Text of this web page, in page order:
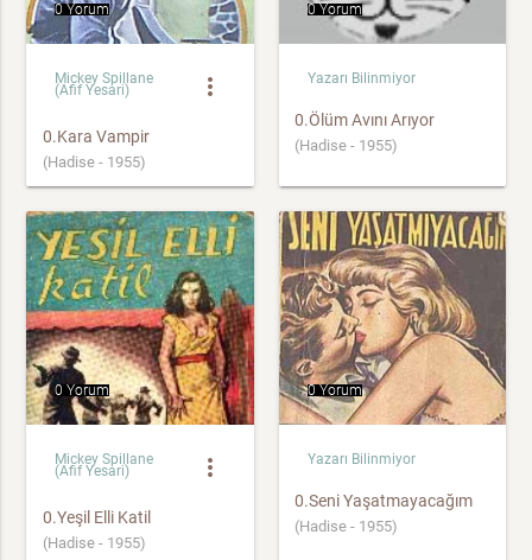
0 Yorum
Mickey Spillane
(Afif Yesari) more_vert
0.Kara Vampir
(Hadise - 1955)
0 Yorum
Yazarı Bilinmiyor
0.Ölüm Avını Arıyor
(Hadise - 1955)
0 Yorum
Mickey Spillane
(Afif Yesari) more_vert
0.Yeşil Elli Katil
(Hadise - 1955)
0 Yorum
Yazarı Bilinmiyor
0.Seni Yaşatmayacağım
(Hadise - 1955)